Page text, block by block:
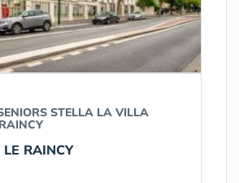
STELLA LA VILLA
RAINCY